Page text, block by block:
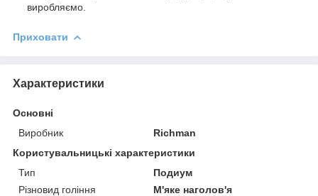
виробляємо.
Приховати
Характеристики
Основні
Виробник
Richman
Користувальницькі характеристики
Тип
Подиум
Різновид гоління
М'яке наголов'я